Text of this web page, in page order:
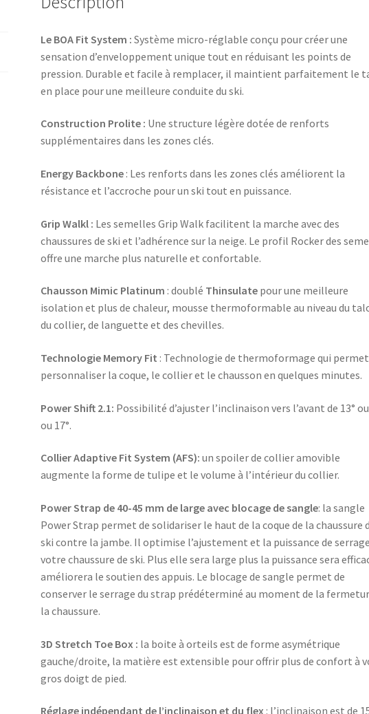
Le BOA Fit System : Système micro-réglable conçu pour créer une
sensation d’enveloppement unique tout en réduisant les points de
pression. Durable et facile à remplacer, il maintient parfaitement le
en place pour une meilleure conduite du ski.
Construction Prolite : Une structure légère dotée de renforts
supplémentaires dans les zones clés.
Energy Backbone: Les renforts dans les zones clés améliorent la
résistance et l’accroche pour un ski tout en puissance.
Grip Walkl : Les semelles Grip Walk facilitent la marche avec des
chaussures de ski et l’adhérence sur la neige. Le profil Rocker des
offre une marche plus naturelle et confortable.
Chausson Mimic Platinum : doublé Thinsulatepour une meilleure
isolation et plus de chaleur, mousse thermoformable au niveau du
du collier, de languette et des chevilles.
Technologie Memory Fit : Technologie de thermoformage qui
personnaliser la coque, le collier et le chausson en quelques minutes.
Power Shift 2.1: Possibilité d’ajuster l’inclinaison vers l’avant de 13° ou
ou 17°.
Collier Adaptive Fit System (AFS): un spoiler de collier amovible
augmente la forme de tulipe et le volume à l’intérieur du collier.
Power Strap de 40-45 mm de large avec blocage de sangle: la sangle
Power Strap permet de solidariser le haut de la coque de la chaussure
ski contre la jambe. Il optimise l’ajustement et la puissance de
votre chaussure de ski. Plus elle sera large plus la puissance sera
améliorera le soutien des appuis. Le blocage de sangle permet de
conserver le serrage du strap prédéterminé au moment de la
la chaussure.
3D Stretch Toe Box : la boite à orteils est de forme asymétrique
gauche/droite, la matière est extensible pour offrir plus de confort à
gros doigt de pied.
Réglage indépendant de l’inclinaison et du flex : l’inclinaison est de